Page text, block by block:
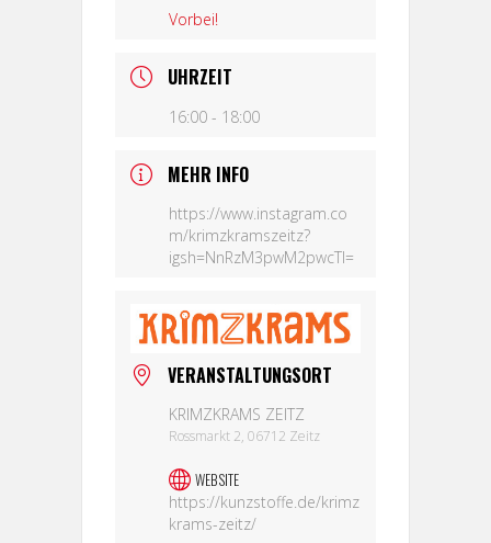
Vorbei!
UHRZEIT
16:00 - 18:00
MEHR INFO
https://www.instagram.co
m/krimzkramszeitz?
igsh=NnRzM3pwM2pwcTI=
VERANSTALTUNGSORT
KRIMZKRAMS ZEITZ
Rossmarkt 2, 06712 Zeitz
WEBSITE
https://kunzstoffe.de/krimz
krams-zeitz/